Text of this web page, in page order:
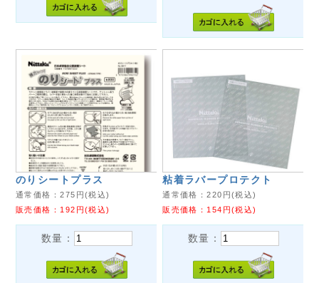
のりシートプラス
通常価格：275 円(税込)
販売価格： 192 円(税込)
数量：
粘着ラバープロテクト
通常価格：220 円(税込)
販売価格： 154 円(税込)
数量：